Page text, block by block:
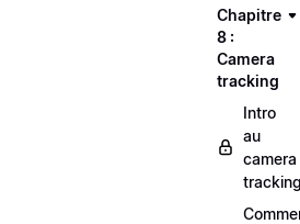
Chapitre
8 :
Camera
tracking
Intro
au
camera